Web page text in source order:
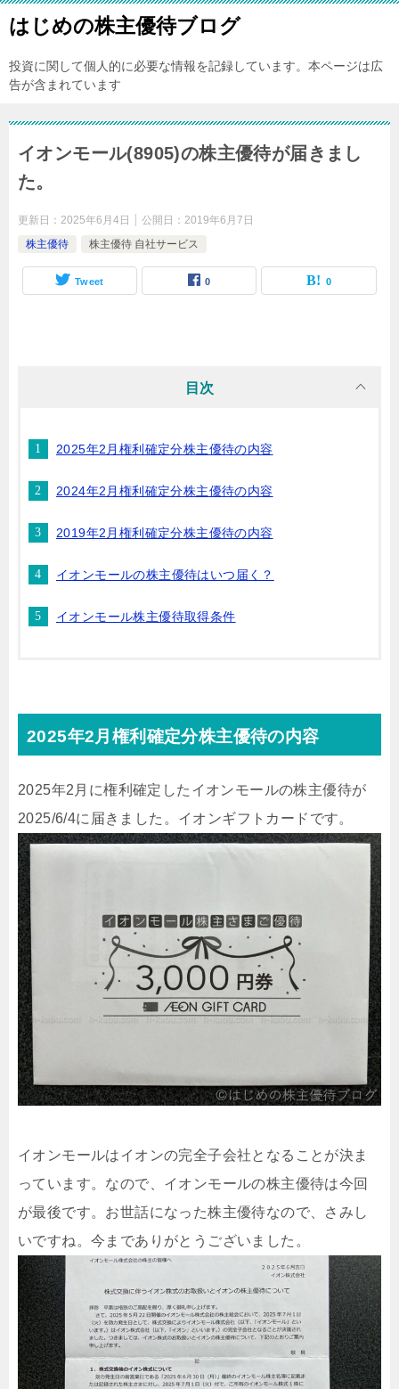
はじめの株主優待ブログ
投資に関して個人的に必要な情報を記録しています。本ページは広
告が含まれています
イオンモール(8905)の株主優待が届きまし
た。
更新日： 2025年6月4日 公開日： 2019年6月7日
株主優待
株主優待 自社サービス
Tweet 0 0
目次
2025年2月権利確定分株主優待の内容
2024年2月権利確定分株主優待の内容
2019年2月権利確定分株主優待の内容
イオンモールの株主優待はいつ届く？
イオンモール株主優待取得条件
2025年2月権利確定分株主優待の内容
2025年2月に権利確定したイオンモールの株主優待が
2025/6/4に届きました。イオンギフトカードです。
イオンモールはイオンの完全子会社となることが決ま
っています。なので、イオンモールの株主優待は今回
が最後です。お世話になった株主優待なので、さみし
いですね。今までありがとうございました。